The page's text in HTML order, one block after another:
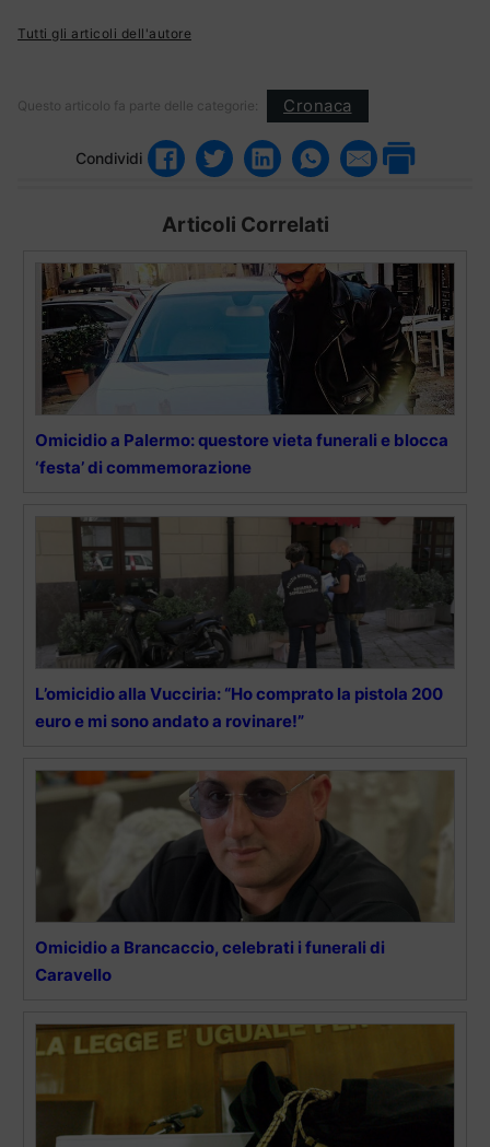
Tutti gli articoli dell'autore
Questo articolo fa parte delle categorie: Cronaca
Condividi
Articoli Correlati
Omicidio a Palermo: questore vieta funerali e blocca
‘festa’ di commemorazione
L’omicidio alla Vucciria: “Ho comprato la pistola 200
euro e mi sono andato a rovinare!”
Omicidio a Brancaccio, celebrati i funerali di
Caravello